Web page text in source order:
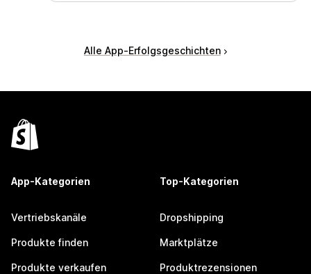
Alle App-Erfolgsgeschichten
App-Kategorien
Vertriebskanäle
Produkte finden
Produkte verkaufen
Top-Kategorien
Dropshipping
Marktplätze
Produktrezensionen